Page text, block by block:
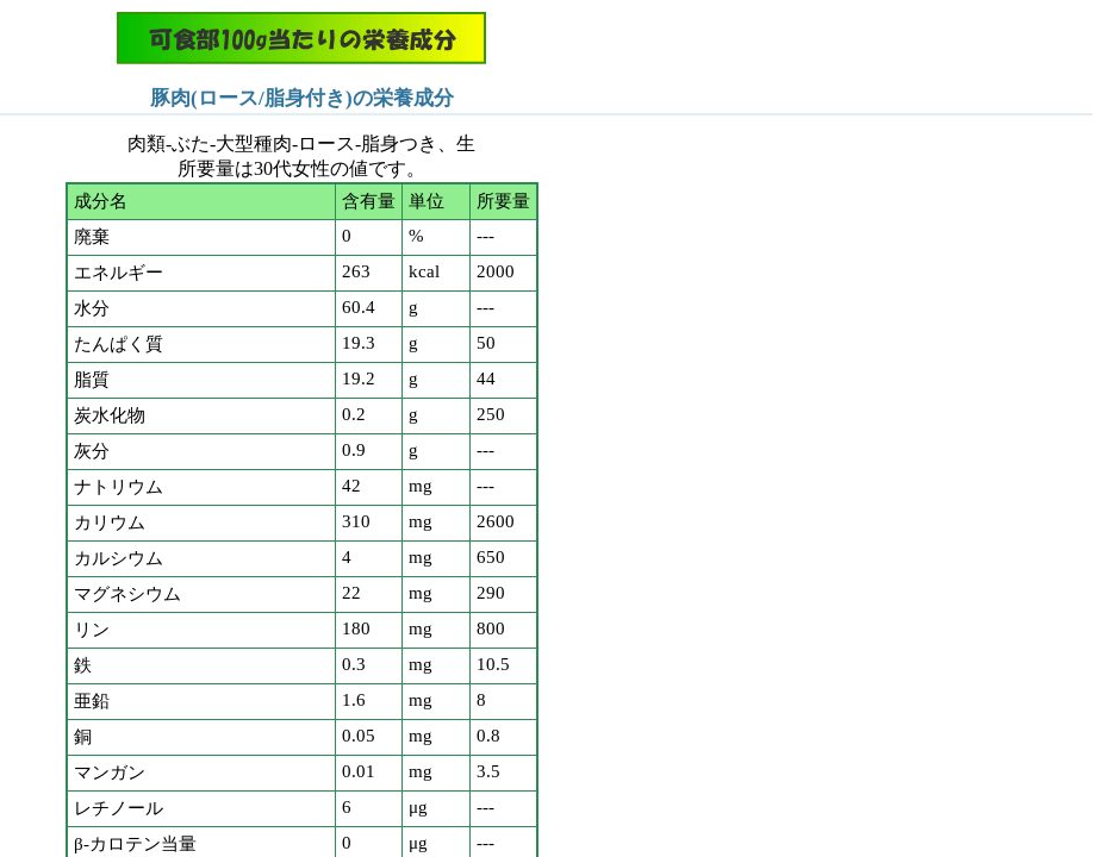
豚肉(ロース/脂身付き)の栄養成分
肉類-ぶた-大型種肉-ロース-脂身つき、生
所要量は30代女性の値です。
成分名 含有量 単位
所要量
廃棄
0 %
---
エネルギー
263 kcal
2000
水分
60.4 g
---
たんぱく質
19.3 g
50
脂質
19.2 g
44
炭水化物
0.2 g
250
灰分
0.9 g
---
ナトリウム
42 mg
---
カリウム
310 mg
2600
カルシウム
4 mg
650
マグネシウム
22 mg
290
リン
180 mg
800
鉄
0.3 mg
10.5
亜鉛
1.6 mg
8
銅
0.05 mg
0.8
マンガン
0.01 mg
3.5
レチノール
6 μg
---
β-カロテン当量
0 μg
---